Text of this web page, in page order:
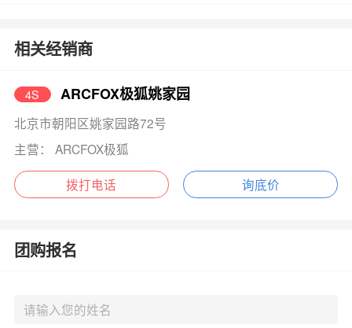
相关经销商
4S ARCFOX极狐姚家园
北京市朝阳区姚家园路72号
主营： ARCFOX极狐
拨打电话 询底价
团购报名